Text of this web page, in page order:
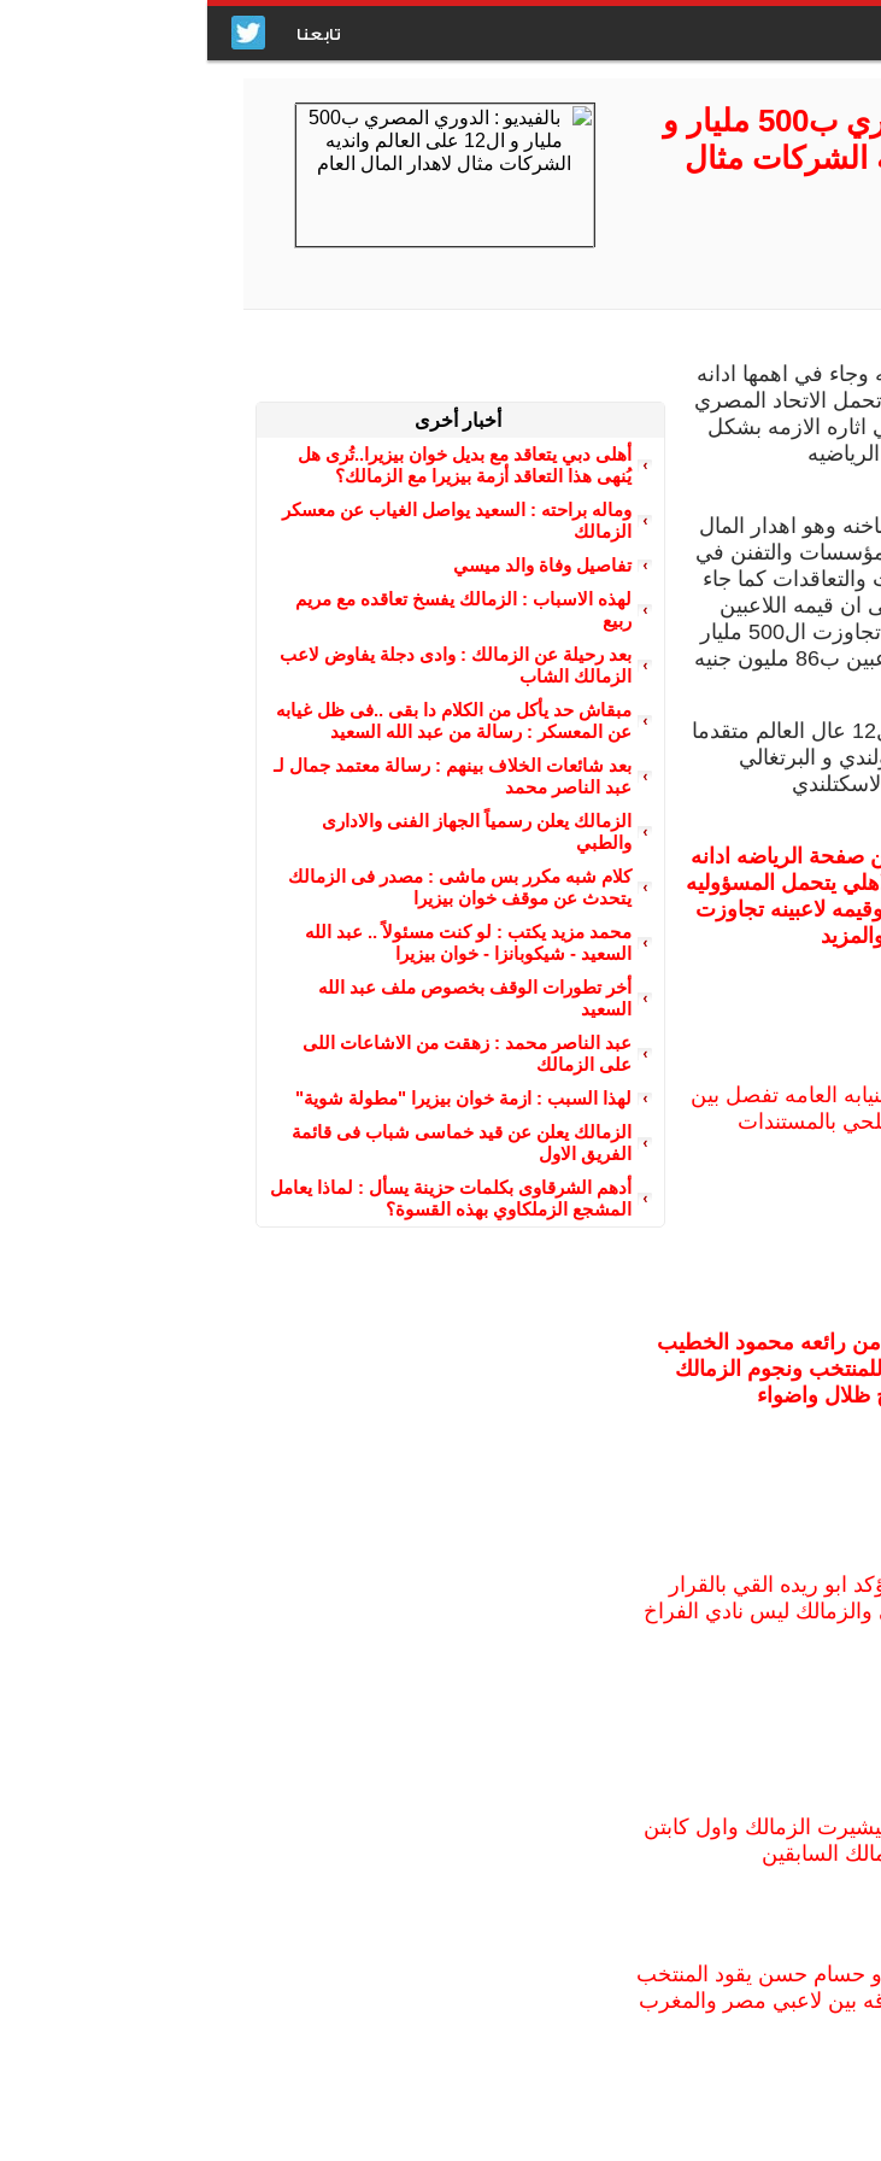
تابعنا
بالفيديو : الدوري المصري ب500 مليار و
الشركات مثال
أخبار أخرى
أهلى دبي يتعاقد مع بديل خوان بيزيرا..تُرى هل
يُنهى هذا التعاقد أزمة بيزيرا مع الزمالك؟
وماله براحته : السعيد يواصل الغياب عن معسكر
الزمالك
تفاصيل وفاة والد ميسي
لهذه الاسباب : الزمالك يفسخ تعاقده مع مريم
ربيع
بعد رحيلة عن الزمالك : وادى دجلة يفاوض لاعب
الزمالك الشاب
مبقاش حد يأكل من الكلام دا بقى ..فى ظل غيابه
عن المعسكر : رسالة من عبد الله السعيد
بعد شائعات الخلاف بينهم : رسالة معتمد جمال لـ
عبد الناصر محمد
الزمالك يعلن رسمياً الجهاز الفنى والادارى
والطبي
كلام شبه مكرر بس ماشى : مصدر فى الزمالك
يتحدث عن موقف خوان بيزيرا
محمد مزيد يكتب : لو كنت مسئولاً .. عبد الله
السعيد - شيكوبانزا - خوان بيزيرا
أخر تطورات الوقف بخصوص ملف عبد الله
السعيد
عبد الناصر محمد : زهقت من الاشاعات اللى
على الزمالك
لهذا السبب : ازمة خوان بيزيرا "مطولة شوية"
الزمالك يعلن عن قيد خماسى شباب فى قائمة
الفريق الاول
أدهم الشرقاوى بكلمات حزينة يسأل : لماذا يعامل
المشجع الزملكاوي بهذه القسوة؟
في اهمها ادانه
الاتحاد المصري
الازمه بشكل
وهو اهدار المال
والتفنن في
والتعاقدات كما جاء
ان قيمه اللاعبين
المشاركين في الدوري المصري تجاوزت ال500 مليار
جنيه
والدوري المصري يحتل المركز ال12 عال العالم متقدما
و البرتغالي
صفحة الرياضه ادانه
يتحمل المسؤوليه
العالم وقيمه لاعبينه تجاوزت
مساء الانوار 4-8 : النيابه العامه تفصل بين
بالمستندات
من رائعه محمود الخطيب
ونجوم الزمالك
ظلال واضواء
ابو ريده القي بالقرار
والزمالك ليس نادي الفراخ
الزمالك واول كابتن
السابقين
و حسام حسن يقود المنتخب
بين لاعبي مصر والمغرب